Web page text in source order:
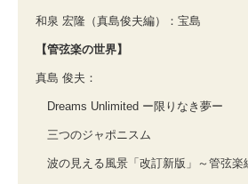
和泉 宏隆（真島俊夫編）：宝島
【管弦楽の世界】
真島 俊夫：
Dreams Unlimited ー限りなき夢ー
三つのジャポニスム
波の見える風景「改訂新版」～管弦楽